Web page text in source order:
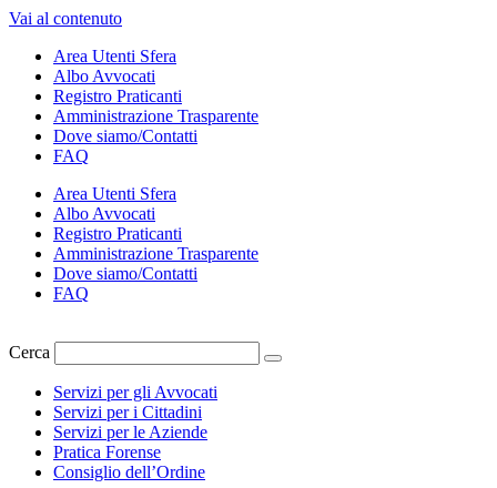
Vai al contenuto
Area Utenti Sfera
Albo Avvocati
Registro Praticanti
Amministrazione Trasparente
Dove siamo/Contatti
FAQ
Area Utenti Sfera
Albo Avvocati
Registro Praticanti
Amministrazione Trasparente
Dove siamo/Contatti
FAQ
Cerca
Servizi per gli Avvocati
Servizi per i Cittadini
Servizi per le Aziende
Pratica Forense
Consiglio dell’Ordine